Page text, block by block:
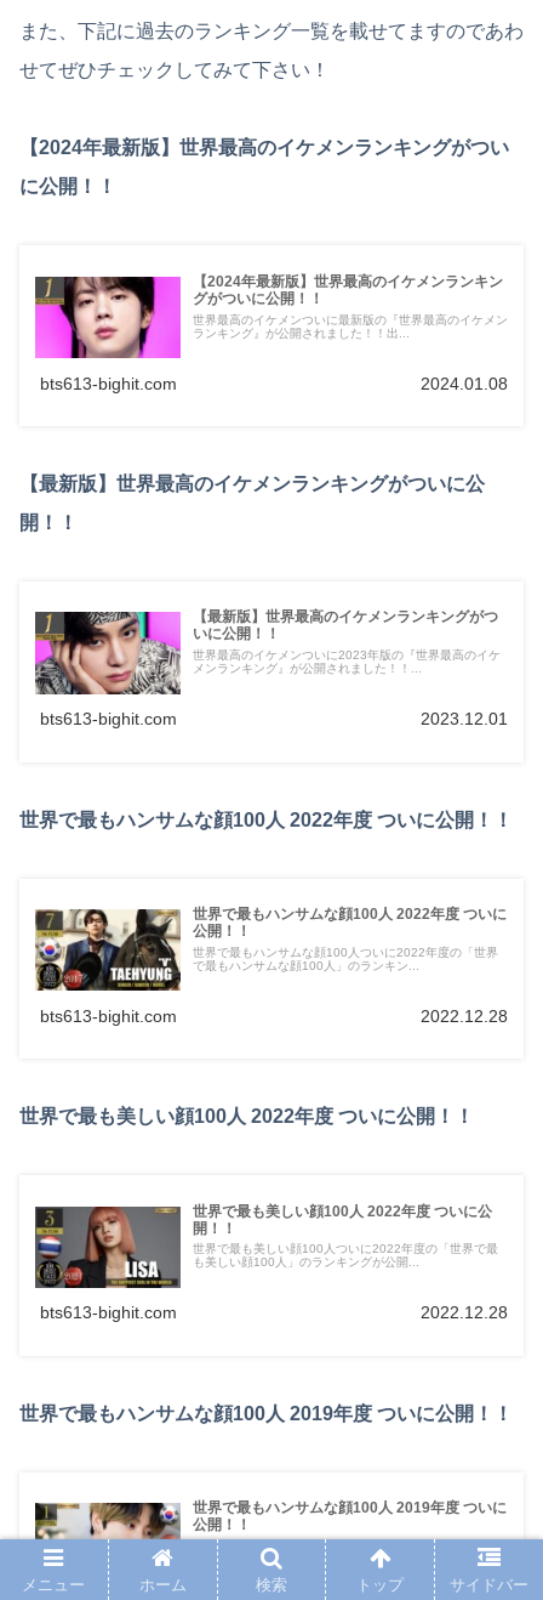
また、下記に過去のランキング一覧を載せてますのであわ
せてぜひチェックしてみて下さい！
【2024年最新版】世界最高のイケメンランキングがつい
に公開！！
【2024年最新版】世界最高のイケメンランキン
グがついに公開！！
世界最高のイケメンついに最新版の『世界最高のイケメン
ランキング』が公開されました！！出...
bts613-bighit.com 2024.01.08
【最新版】世界最高のイケメンランキングがついに公
開！！
【最新版】世界最高のイケメンランキングがつ
いに公開！！
世界最高のイケメンついに2023年版の『世界最高のイケ
メンランキング』が公開されました！！...
bts613-bighit.com 2023.12.01
世界で最もハンサムな顔100人 2022年度 ついに公開！！
世界で最もハンサムな顔100人 2022年度 ついに
公開！！
世界で最もハンサムな顔100人ついに2022年度の「世界
で最もハンサムな顔100人」のランキン...
bts613-bighit.com 2022.12.28
世界で最も美しい顔100人 2022年度 ついに公開！！
世界で最も美しい顔100人 2022年度 ついに公
開！！
世界で最も美しい顔100人ついに2022年度の「世界で最
も美しい顔100人」のランキングが公開...
bts613-bighit.com 2022.12.28
世界で最もハンサムな顔100人 2019年度 ついに公開！！
世界で最もハンサムな顔100人 2019年度 ついに
公開！！
世界で最もハンサムな顔100人今年も「世界で最もハンサ
ムな顔100人」が公開されました！！このランキン...
メニュー ホーム 検索 トップ サイドバー